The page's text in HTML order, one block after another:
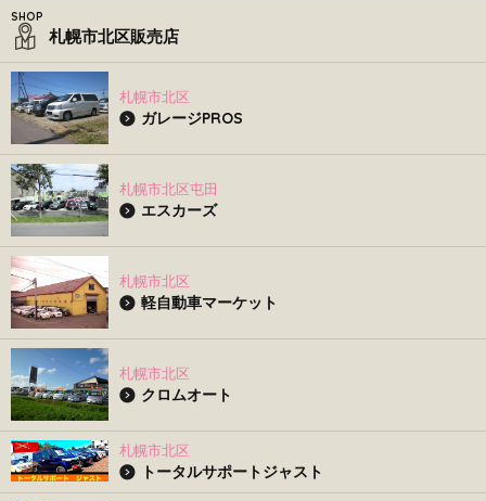
札幌市北区販売店
札幌市北区
ガレージPROS
札幌市北区屯田
エスカーズ
札幌市北区
軽自動車マーケット
札幌市北区
クロムオート
札幌市北区
トータルサポートジャスト